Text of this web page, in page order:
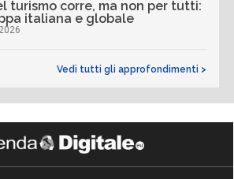
turismo corre, ma non per tutti:
italiana e globale
Vedi tutti gli approfondimenti >